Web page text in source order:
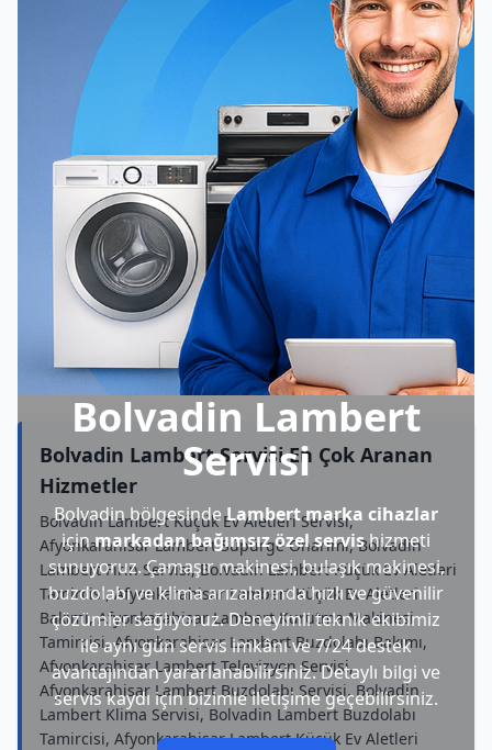
Bolvadin Lambert
Servisi
Bolvadin bölgesindeLambert marka cihazlar
içinmarkadan bağımsız özel servishizmeti
sunuyoruz. Çamaşır makinesi, bulaşık makinesi,
buzdolabı ve klima arızalarında hızlı ve güvenilir
çözümler sağlıyoruz. Deneyimli teknik ekibimiz
ile aynı gün servis imkânı ve 7/24 destek
avantajından yararlanabilirsiniz. Detaylı bilgi ve
servis kaydı için bizimle iletişime geçebilirsiniz.
Bolvadin Lambert Servisi En Çok Aranan
Hizmetler
Bolvadin Lambert Küçük Ev Aletleri Servisi,
Afyonkarahisar Lambert Süpürge Onarımı, Bolvadin
Lambert Fırın Servisi, Bolvadin Lambert Küçük Ev Aletleri
Tamircisi, Afyonkarahisar Lambert Küçük Ev Aletleri
Bakımı, Afyonkarahisar Lambert Kurutma Makinesi
Tamircisi, Afyonkarahisar Lambert Buzdolabı Bakımı,
Afyonkarahisar Lambert Televizyon Servisi,
Afyonkarahisar Lambert Buzdolabı Servisi, Bolvadin
Lambert Klima Servisi, Bolvadin Lambert Buzdolabı
Tamircisi, Afyonkarahisar Lambert Küçük Ev Aletleri